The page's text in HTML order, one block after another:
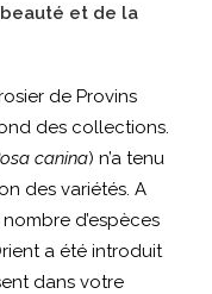
et de la
de Provins
des collections.
canina) n’a tenu
des variétés. A
d’espèces
a été introduit
dans votre